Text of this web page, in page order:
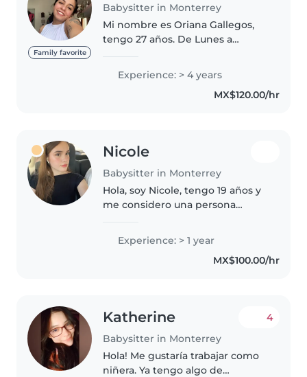
Family favorite
Babysitter in Monterrey
Mi nombre es Oriana Gallegos,
tengo 27 años. De Lunes a
al cuidado de niños (máximo 6-8
hrs al día) tengo 8 años
haciéndolo en mis tiempos
Experience: > 4 years
MX$120.00/hr
Nicole
Babysitter in Monterrey
Hola, soy Nicole, tengo 19 años y
me considero una persona
Tengo experiencia cuidando
niños dentro de mi familia lo que
me ha ayudado a desarrollar..
Experience: > 1 year
MX$100.00/hr
Katherine
Babysitter in Monterrey
4
Hola! Me gustaría trabajar como
niñera. Ya tengo algo de